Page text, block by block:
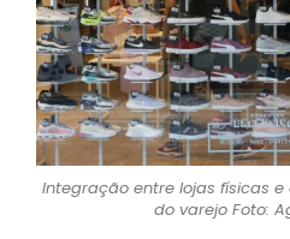
Integração entre lojas físicas
do varejo Foto: